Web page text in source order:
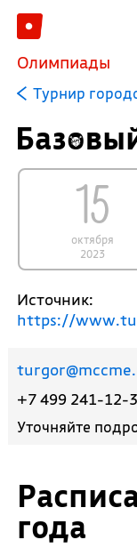
Олимпиады
Турнир
года
15
октября
2023
Источник:
https://
+7 499 241-12-
Уточняйте